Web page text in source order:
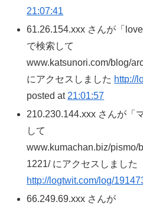
21:07:41
61.26.154.xxx さんが「
で検索して
www.katsunori.com/blog/
にアクセスしました http://
posted at 21:01:57
210.230.144.xxx さんが「
して
www.kumachan.biz/pismo/
1221/ にアクセスしました
http://logtwit.com/log/
66.249.69.xxx さんが